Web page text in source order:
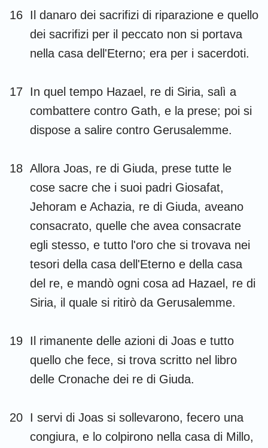
19 21
24
16 Il danaro dei sacrifizi di riparazione e quello
dei sacrifizi per il peccato non si portava
nella casa dell'Eterno; era per i sacerdoti.
17 In quel tempo Hazael, re di Siria, salì a
combattere contro Gath, e la prese; poi si
dispose a salire contro Gerusalemme.
18 Allora Joas, re di Giuda, prese tutte le
cose sacre che i suoi padri Giosafat,
Jehoram e Achazia, re di Giuda, aveano
consacrato, quelle che avea consacrate
egli stesso, e tutto l'oro che si trovava nei
tesori della casa dell'Eterno e della casa
del re, e mandò ogni cosa ad Hazael, re di
Siria, il quale si ritirò da Gerusalemme.
19 Il rimanente delle azioni di Joas e tutto
quello che fece, si trova scritto nel libro
delle Cronache dei re di Giuda.
20 I servi di Joas si sollevarono, fecero una
congiura, e lo colpirono nella casa di Millo,